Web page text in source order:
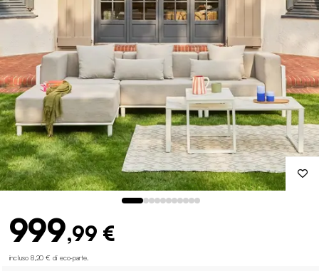
999,99 €
incluso 8,20 € di eco-parte.